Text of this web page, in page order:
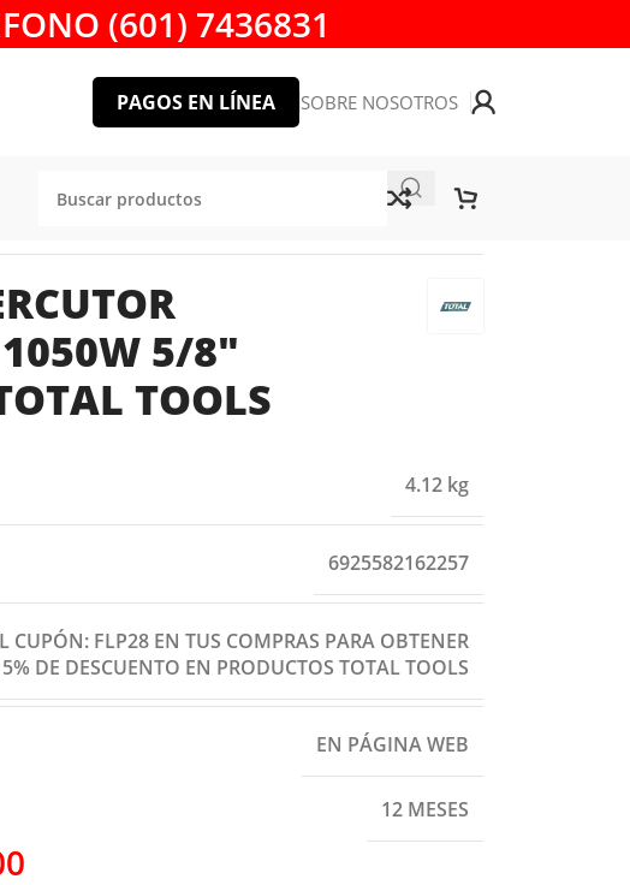
(601) 7436831
PAGOS EN LÍNEA SOBRE NOSOTROS
1050W 5/8″
TOOLS
4.12 kg
6925582162257
CUPÓN: FLP28 EN TUS COMPRAS PARA OBTENER
DE DESCUENTO EN PRODUCTOS TOTAL TOOLS
EN PÁGINA WEB
12 MESES